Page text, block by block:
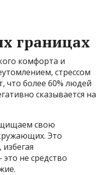
границах
комфорта и
стрессом
что более 60% людей
сказывается на
свою
Это
не средство